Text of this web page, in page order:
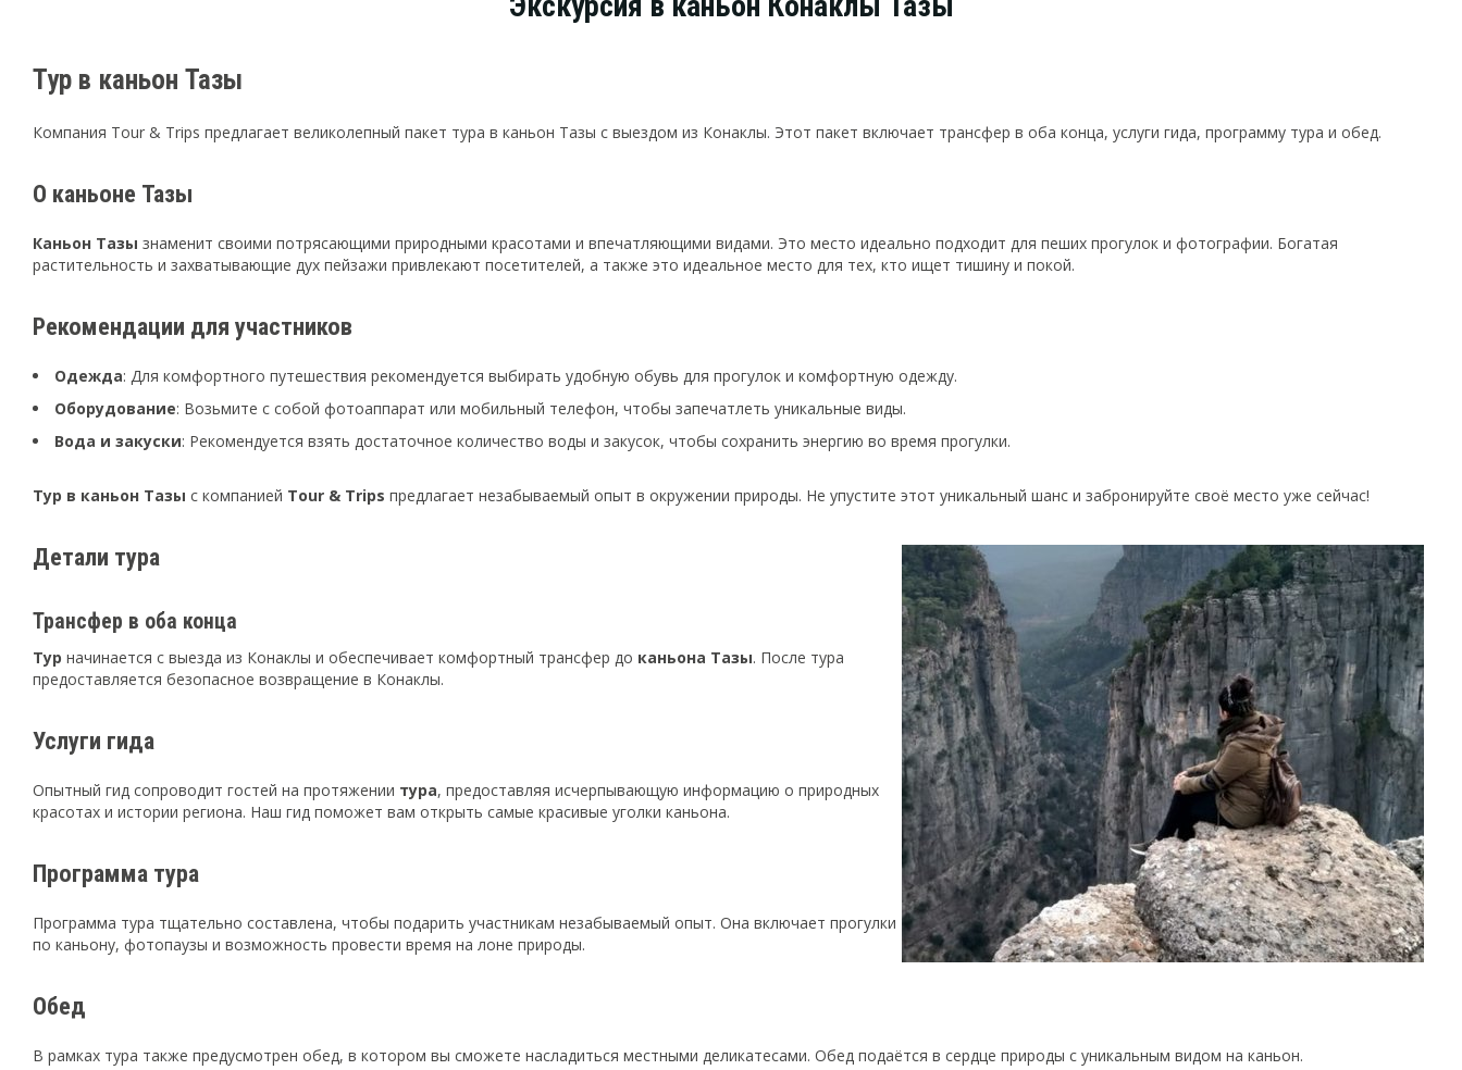
Тур в каньон Тазы
Компания Tour & Trips предлагает великолепный пакет тура в каньон Тазы с выездом из Конаклы. Этот пакет включает трансфер в оба конца, услуги гида, программу тура и обед.
О каньоне Тазы
Каньон Тазы знаменит своими потрясающими природными красотами и впечатляющими видами. Это место идеально подходит для пеших прогулок и фотографии. Богатая
растительность и захватывающие дух пейзажи привлекают посетителей, а также это идеальное место для тех, кто ищет тишину и покой.
Рекомендации для участников
Одежда: Для комфортного путешествия рекомендуется выбирать удобную обувь для прогулок и комфортную одежду.
Оборудование: Возьмите с собой фотоаппарат или мобильный телефон, чтобы запечатлеть уникальные виды.
Вода и закуски: Рекомендуется взять достаточное количество воды и закусок, чтобы сохранить энергию во время прогулки.
Тур в каньон Тазы с компанией Tour & Trips предлагает незабываемый опыт в окружении природы. Не упустите этот уникальный шанс и забронируйте своё место уже сейчас!
Детали тура
Трансфер в оба конца
Тур начинается с выезда из Конаклы и обеспечивает комфортный трансфер до каньона Тазы. После тура
предоставляется безопасное возвращение в Конаклы.
Услуги гида
Опытный гид сопроводит гостей на протяжении тура, предоставляя исчерпывающую информацию о природных
красотах и истории региона. Наш гид поможет вам открыть самые красивые уголки каньона.
Программа тура
Программа тура тщательно составлена, чтобы подарить участникам незабываемый опыт. Она включает прогулки
по каньону, фотопаузы и возможность провести время на лоне природы.
Обед
В рамках тура также предусмотрен обед, в котором вы сможете насладиться местными деликатесами. Обед подаётся в сердце природы с уникальным видом на каньон.